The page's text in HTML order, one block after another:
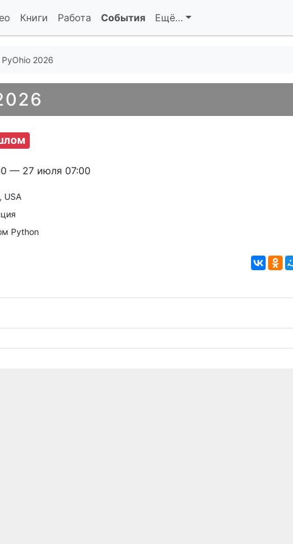
Книги Работа События Ещё…
PyOhio 2026
— 27 июля 07:00
USA
Python